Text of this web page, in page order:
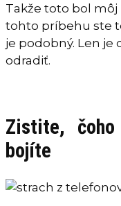
Takže toto bol môj
tohto príbehu ste
je podobný. Len je
odradiť.
Zistite,
bojíte